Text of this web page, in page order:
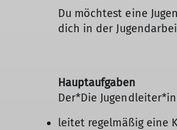
Du möchtest eine
dich in der
Hauptaufgaben
Der*Die Jugendleiter*in
leitet regelmäßig eine